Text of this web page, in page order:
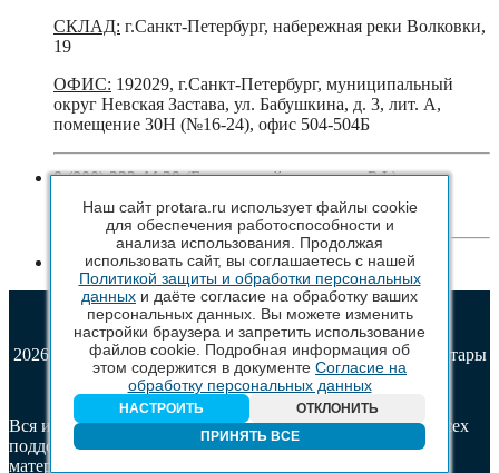
СКЛАД: г.Санкт-Петербург, набережная реки Волковки,
19
ОФИС: 192029, г.Санкт-Петербург, муниципальный
округ Невская Застава, ул. Бабушкина, д. 3, лит. А,
помещение 30Н (№16-24), офис 504-504Б
8 (800) 222 44 29(Бесплатный звонок по РФ)
+7 (963) 314 20 33
(Санкт-Петербург и ЛО)
+7 (963) 314 20 33(Москва и МО)
sales@protara.ru
2026 © ПроТара - Производство и продажа пластиковой тары
Вся информация, размещенная на веб-сайте protara.ru и всех
поддоменах сайта protara.ru включая тексты, графические
материалы, шрифт, элементы дизайна, товарные знаки и
Наш сайт protara.ru использует файлы cookie
для обеспечения работоспособности и
анализа использования. Продолжая
использовать сайт, вы соглашаетесь с нашей
Политикой защиты и обработки персональных
данных и даёте согласие на обработку ваших
персональных данных. Вы можете изменить
настройки браузера и запретить использование
файлов cookie. Подробная информация об
этом содержится в документе Согласие на
обработку персональных данных
НАСТРОИТЬ
ОТКЛОНИТЬ
ПРИНЯТЬ ВСЕ